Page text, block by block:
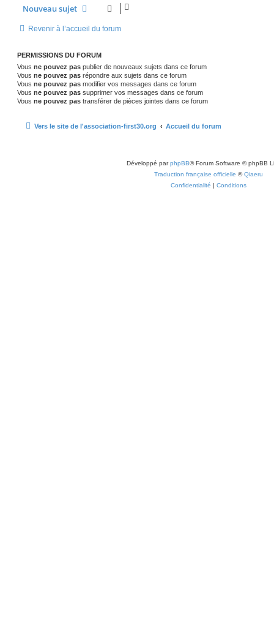
Nouveau sujet
Revenir à l’accueil du forum
PERMISSIONS DU FORUM
Vous ne pouvez pas publier de nouveaux sujets dans ce forum
Vous ne pouvez pas répondre aux sujets dans ce forum
Vous ne pouvez pas modifier vos messages dans ce forum
Vous ne pouvez pas supprimer vos messages dans ce forum
Vous ne pouvez pas transférer de pièces jointes dans ce forum
Vers le site de l'association-first30.org Accueil du forum
Développé parphpBB® Forum Software © phpBB
Traduction française officielle ©Qiaeru
Confidentialité
Conditions